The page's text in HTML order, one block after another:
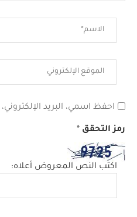
احفظ اسمي، البريد
رمز التحقق *
اكتب النص المعروض أعلاه: